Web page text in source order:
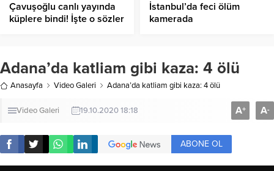
Çavuşoğlu canlı yayında
küplere bindi! İşte o sözler
İstanbul’da feci ölüm
kamerada
Adana’da katliam gibi kaza: 4 ölü
Anasayfa Video Galeri Adana’da katliam gibi kaza: 4 ölü
Video Galeri 19.10.2020 18:18 A+ A-
ABONE OL